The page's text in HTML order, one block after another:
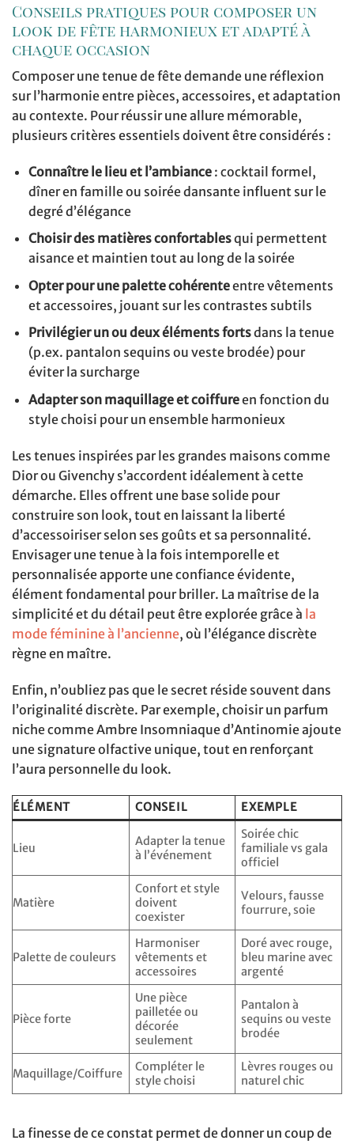
Conseils pratiques pour composer un
look de fête harmonieux et adapté à
chaque occasion
Composer une tenue de fête demande une réflexion
sur l’harmonie entre pièces, accessoires, et adaptation
au contexte. Pour réussir une allure mémorable,
plusieurs critères essentiels doivent être considérés :
Connaître le lieu et l’ambiance: cocktail formel,
dîner en famille ou soirée dansante influent sur le
degré d’élégance
Choisir des matières confortablesqui permettent
aisance et maintien tout au long de la soirée
Opter pour une palette cohérenteentre vêtements
et accessoires, jouant sur les contrastes subtils
Privilégier un ou deux éléments fortsdans la tenue
(p.ex. pantalon sequins ou veste brodée) pour
éviter la surcharge
Adapter son maquillage et coiffureen fonction du
style choisi pour un ensemble harmonieux
Les tenues inspirées par les grandes maisons comme
Dior ou Givenchy s’accordent idéalement à cette
démarche. Elles offrent une base solide pour
construire son look, tout en laissant la liberté
d’accessoiriser selon ses goûts et sa personnalité.
Envisager une tenue à la fois intemporelle et
personnalisée apporte une confiance évidente,
élément fondamental pour briller. La maîtrise de la
simplicité et du détail peut être explorée grâce à la
mode féminine à l’ancienne, où l’élégance discrète
règne en maître.
Enfin, n’oubliez pas que le secret réside souvent dans
l’originalité discrète. Par exemple, choisir un parfum
niche comme Ambre Insomniaque d’Antinomie ajoute
une signature olfactive unique, tout en renforçant
l’aura personnelle du look.
ÉLÉMENT CONSEIL EXEMPLE
Lieu
Adapter la tenue
à l’événement
Soirée chic
familiale vs gala
officiel
Matière
Confort et style
doivent
coexister
Velours, fausse
fourrure, soie
Palette de couleurs
Harmoniser
vêtements et
accessoires
Doré avec rouge,
bleu marine avec
argenté
Pièce forte
Une pièce
pailletée ou
décorée
seulement
Pantalon à
sequins ou veste
brodée
Maquillage/Coiffure
Compléter le
style choisi
Lèvres rouges ou
naturel chic
La finesse de ce constat permet de donner un coup de